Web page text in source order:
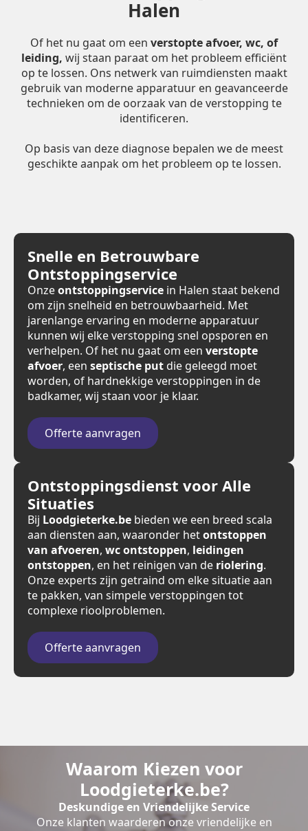
Halen
Of het nu gaat om een verstopte afvoer, wc, of
leiding, wij staan paraat om het probleem efficiënt
op te lossen. Ons netwerk van ruimdiensten maakt
gebruik van moderne apparatuur en geavanceerde
technieken om de oorzaak van de verstopping te
identificeren.
Op basis van deze diagnose bepalen we de meest
geschikte aanpak om het probleem op te lossen.
Snelle en Betrouwbare
Ontstoppingservice
Onzeontstoppingservice in Halen staat bekend
om zijn snelheid en betrouwbaarheid. Met
jarenlange ervaring en moderne apparatuur
kunnen wij elke verstopping snel opsporen en
verhelpen. Of het nu gaat om een verstopte
afvoer, een septische put die geleegd moet
worden, of hardnekkige verstoppingen in de
badkamer, wij staan voor je klaar.
Offerte aanvragen
Ontstoppingsdienst voor Alle
Situaties
Bij Loodgieterke.be bieden we een breed scala
aan diensten aan, waaronder hetontstoppen
van afvoeren, wc ontstoppen, leidingen
ontstoppen, en het reinigen van de riolering.
Onze experts zijn getraind om elke situatie aan
te pakken, van simpele verstoppingen tot
complexe rioolproblemen.
Offerte aanvragen
Waarom Kiezen voor
Loodgieterke.be?
Deskundige en Vriendelijke Service
Onze klanten waarderen onze vriendelijke en